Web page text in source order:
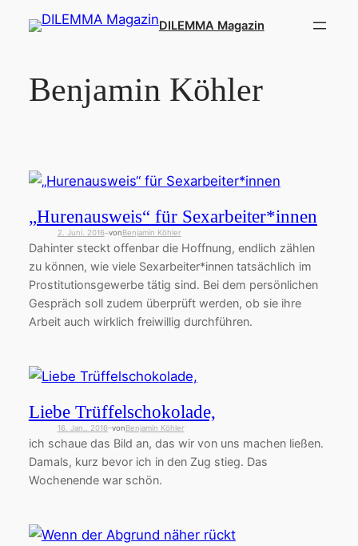
Inhalt
DILEMMA Magazin
Benjamin Köhler
„Hurenausweis“ für Sexarbeiter*innen
2. Juni. 2016—vonBenjamin Köhler
Dahinter steckt offenbar die Hoffnung, endlich zählen
zu können, wie viele Sexarbeiter*innen tatsächlich im
Prostitutionsgewerbe tätig sind. Bei dem persönlichen
Gespräch soll zudem überprüft werden, ob sie ihre
Arbeit auch wirklich freiwillig durchführen.
Liebe Trüffelschokolade,
16. Jan.. 2016—vonBenjamin Köhler
ich schaue das Bild an, das wir von uns machen ließen.
Damals, kurz bevor ich in den Zug stieg. Das
Wochenende war schön.